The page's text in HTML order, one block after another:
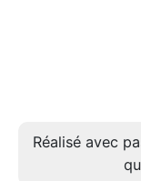
Réalisé avec